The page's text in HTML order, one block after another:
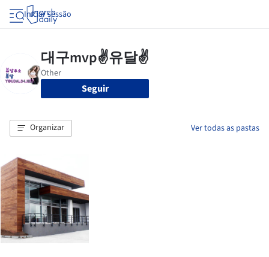
Iniciar sessão
Seguir
Organizar Ver todas as pastas